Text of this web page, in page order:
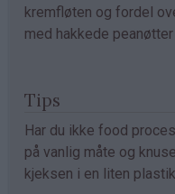
kremfløten og fordel
med hakkede
Tips
Har du ikke food
på vanlig måte og
kjeksen i en liten